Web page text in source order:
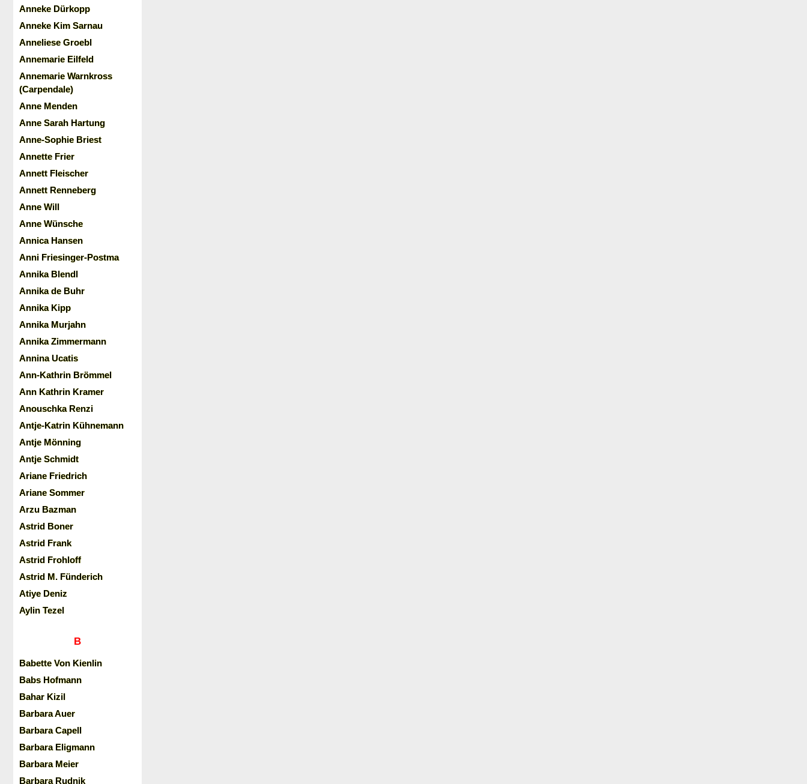
Anneke Dürkopp
Anneke Kim Sarnau
Anneliese Groebl
Annemarie Eilfeld
Annemarie Warnkross
(Carpendale)
Anne Menden
Anne Sarah Hartung
Anne-Sophie Briest
Annette Frier
Annett Fleischer
Annett Renneberg
Anne Will
Anne Wünsche
Annica Hansen
Anni Friesinger-Postma
Annika Blendl
Annika de Buhr
Annika Kipp
Annika Murjahn
Annika Zimmermann
Annina Ucatis
Ann-Kathrin Brömmel
Ann Kathrin Kramer
Anouschka Renzi
Antje-Katrin Kühnemann
Antje Mönning
Antje Schmidt
Ariane Friedrich
Ariane Sommer
Arzu Bazman
Astrid Boner
Astrid Frank
Astrid Frohloff
Astrid M. Fünderich
Atiye Deniz
Aylin Tezel
B
Babette Von Kienlin
Babs Hofmann
Bahar Kizil
Barbara Auer
Barbara Capell
Barbara Eligmann
Barbara Meier
Barbara Rudnik